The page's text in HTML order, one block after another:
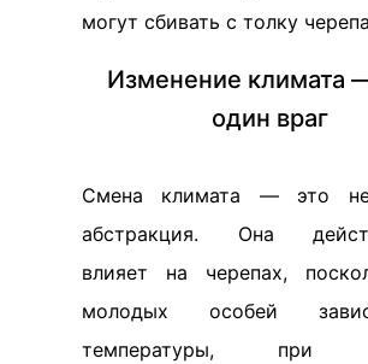
могут сбивать с толку
Изменение климата
один враг
Смена климата — это
абстракция. Она
влияет на черепах,
молодых особей
температуры, при